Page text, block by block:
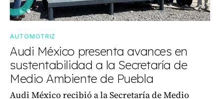
AUTOMOTRIZ
Audi México presenta avances en
sustentabilidad a la Secretaría de
Medio Ambiente de Puebla
Audi México recibió a la Secretaría de Medio